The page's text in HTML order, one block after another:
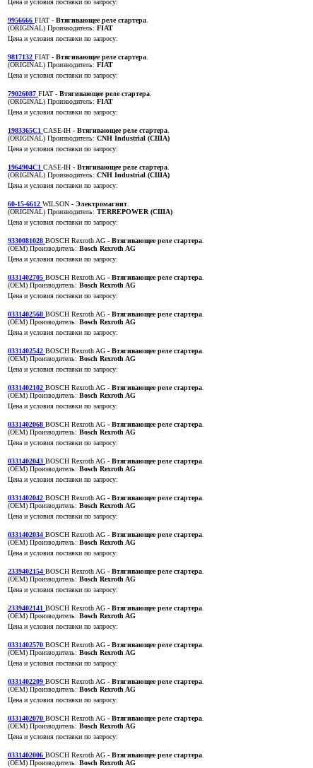
Цена и условия поставки по запросу:
9956666 FIAT - Втягивающее реле стартера.
(ORIGINAL) Производитель: FIAT
Цена и условия поставки по запросу:
9817132 FIAT - Втягивающее реле стартера.
(ORIGINAL) Производитель: FIAT
Цена и условия поставки по запросу:
79026087 FIAT - Втягивающее реле стартера.
(ORIGINAL) Производитель: FIAT
Цена и условия поставки по запросу:
1983365C1 CASE-IH - Втягивающее реле стартера.
(ORIGINAL) Производитель: CNH Industrial (США)
Цена и условия поставки по запросу:
1964904C1 CASE-IH - Втягивающее реле стартера.
(ORIGINAL) Производитель: CNH Industrial (США)
Цена и условия поставки по запросу:
60-15-6612 WILSON - Электромагнит.
(ORIGINAL) Производитель: TERREPOWER (США)
Цена и условия поставки по запросу:
9330081028 BOSCH Rexroth AG - Втягивающее реле стартера.
(OEM) Производитель: Bosch Rexroth AG
Цена и условия поставки по запросу:
0331402705 BOSCH Rexroth AG - Втягивающее реле стартера.
(OEM) Производитель: Bosch Rexroth AG
Цена и условия поставки по запросу:
0331402568 BOSCH Rexroth AG - Втягивающее реле стартера.
(OEM) Производитель: Bosch Rexroth AG
Цена и условия поставки по запросу:
0331402542 BOSCH Rexroth AG - Втягивающее реле стартера.
(OEM) Производитель: Bosch Rexroth AG
Цена и условия поставки по запросу:
0331402102 BOSCH Rexroth AG - Втягивающее реле стартера.
(OEM) Производитель: Bosch Rexroth AG
Цена и условия поставки по запросу:
0331402068 BOSCH Rexroth AG - Втягивающее реле стартера.
(OEM) Производитель: Bosch Rexroth AG
Цена и условия поставки по запросу:
0331402043 BOSCH Rexroth AG - Втягивающее реле стартера.
(OEM) Производитель: Bosch Rexroth AG
Цена и условия поставки по запросу:
0331402042 BOSCH Rexroth AG - Втягивающее реле стартера.
(OEM) Производитель: Bosch Rexroth AG
Цена и условия поставки по запросу:
0331402034 BOSCH Rexroth AG - Втягивающее реле стартера.
(OEM) Производитель: Bosch Rexroth AG
Цена и условия поставки по запросу:
2339402154 BOSCH Rexroth AG - Втягивающее реле стартера.
(OEM) Производитель: Bosch Rexroth AG
Цена и условия поставки по запросу:
2339402141 BOSCH Rexroth AG - Втягивающее реле стартера.
(OEM) Производитель: Bosch Rexroth AG
Цена и условия поставки по запросу:
0331402570 BOSCH Rexroth AG - Втягивающее реле стартера.
(OEM) Производитель: Bosch Rexroth AG
Цена и условия поставки по запросу:
0331402209 BOSCH Rexroth AG - Втягивающее реле стартера.
(OEM) Производитель: Bosch Rexroth AG
Цена и условия поставки по запросу:
0331402070 BOSCH Rexroth AG - Втягивающее реле стартера.
(OEM) Производитель: Bosch Rexroth AG
Цена и условия поставки по запросу:
0331402006 BOSCH Rexroth AG - Втягивающее реле стартера.
(OEM) Производитель: Bosch Rexroth AG